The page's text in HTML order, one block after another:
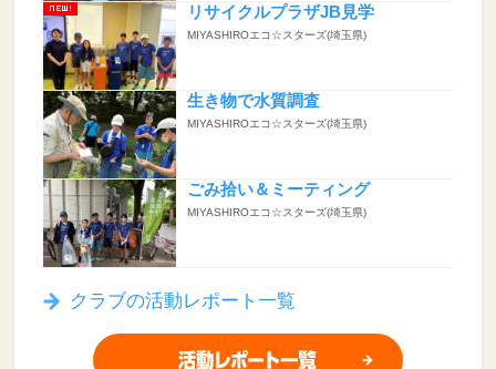
リサイクルプラザJB見学
MIYASHIROエコ☆スターズ(埼玉県)
生き物で水質調査
MIYASHIROエコ☆スターズ(埼玉県)
ごみ拾い＆ミーティング
MIYASHIROエコ☆スターズ(埼玉県)
クラブの活動レポート一覧